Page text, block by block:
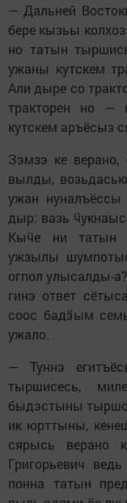
— Дальней
бере кызьы
но татын
ужаны кутскем
Али дыре со
тракторен но —
кутскем аръёсыз
Зэмзэ ке верано,
вылды,
ужан
дыр: вазь
Кыӵе ни татын
ужзылы
огпол улысалды-
гинэ ответ
соос бадӟым
ужало.
— Туннэ
тыршисесь,
быдэстыны
ик юрттыны,
сярысь верано
Григорьевич
понна татын